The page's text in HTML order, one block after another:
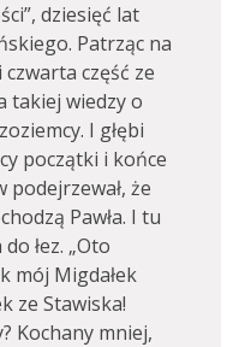
dziesięć lat
Patrząc na
część ze
takiej wiedzy o
I głębi
początki i końce
podejrzewał, że
Pawła. I tu
łez. „Oto
mój Migdałek
ze Stawiska!
Kochany mniej,